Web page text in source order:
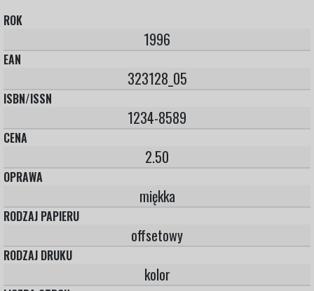
ROK
1996
EAN
323128_05
ISBN/ISSN
1234-8589
CENA
2.50
OPRAWA
miękka
RODZAJ PAPIERU
offsetowy
RODZAJ DRUKU
kolor